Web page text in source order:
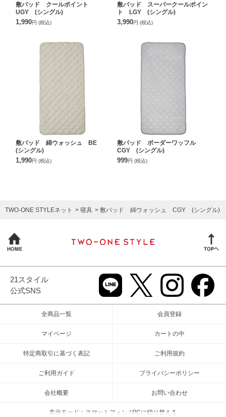
敷パッド クールポイント
UGY (シングル)
1,990円 (税込)
敷パッド スーパークールポイン
ト LGY (シングル)
3,990円 (税込)
敷パッド 綿ウォッシュ BE
(シングル)
1,990円 (税込)
敷パッド ボーダーワッフル
CGY (シングル)
999円 (税込)
TWO-ONE STYLEネット 寝具 敷パッド 綿ウォッシュ CGY (シングル)
21スタイル
公式SNS
全商品一覧 会員登録
マイページ カートの中
特定商取引に基づく表記 ご利用規約
ご利用ガイド プライバシーポリシー
会社概要 お問い合わせ
表示モード：スマートフォン / PCに切り替える